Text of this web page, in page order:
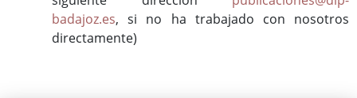
badajoz.es, si no ha trabajado con nosotros
directamente)